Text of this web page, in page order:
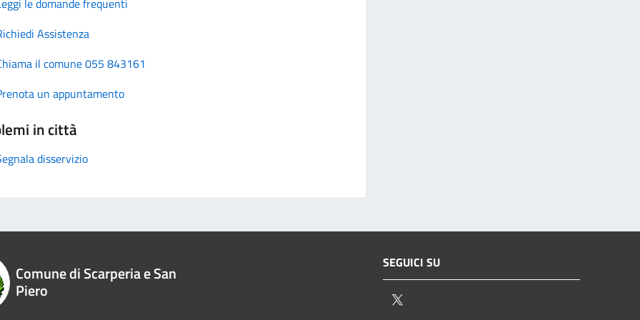
Assistenza
il comune 055 843161
un appuntamento
in città
disservizio
Comune di Scarperia e San
Piero
SEGUICI SU